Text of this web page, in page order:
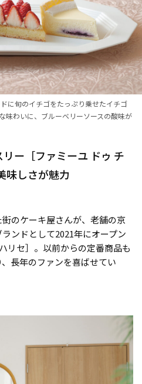
に旬のイチゴをたっぷり乗せたイチゴ
味わいに、ブルーベリーソースの酸味が
ー［ファミーユ ドゥ チ
味しさが魅力
のケーキ屋さんが、老舗の京
ンドとして2021年にオープン
リセ］。以前からの定番商品も
長年のファンを喜ばせてい